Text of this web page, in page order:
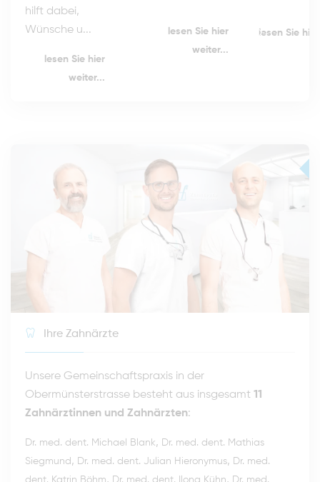
hilft dabei,
Wünsche u...
lesen Sie hier
weiter...
lesen Sie hier
weiter...
lesen Sie
Ihre Zahnärzte
Unsere Gemeinschaftspraxis in der
Obermünsterstrasse besteht aus insgesamt 11
Zahnärztinnen und Zahnärzten:
Dr. med. dent. Michael Blank, Dr. med. dent. Mathias
Siegmund , Dr. med. dent. Julian Hieronymus, Dr. med.
dent. Katrin Böhm, Dr. med. dent. Ilona Kühn, Dr. med.